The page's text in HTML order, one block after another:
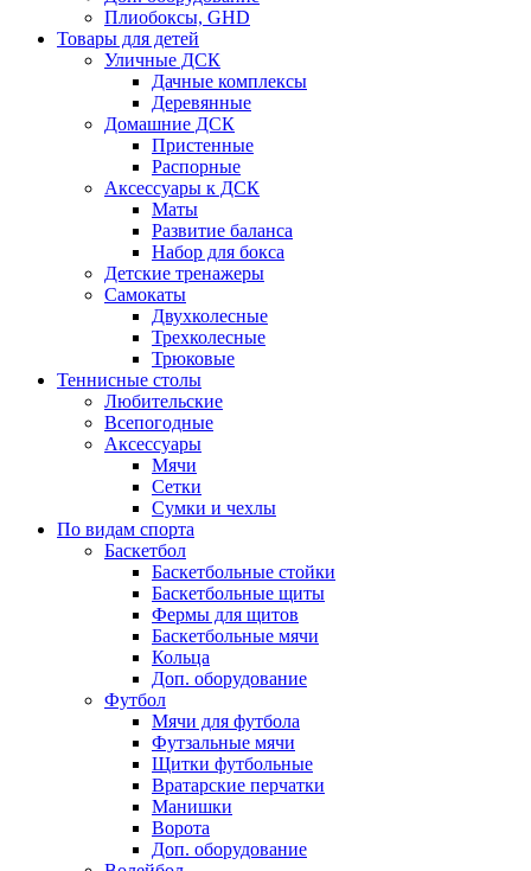
Плиобоксы, GHD
Товары для детей
Уличные ДСК
Дачные комплексы
Деревянные
Домашние ДСК
Пристенные
Распорные
Аксесcуары к ДСК
Маты
Развитие баланса
Набор для бокса
Детские тренажеры
Самокаты
Двухколесные
Трехколесные
Трюковые
Теннисные столы
Любительские
Всепогодные
Аксессуары
Мячи
Сетки
Сумки и чехлы
По видам спорта
Баскетбол
Баскетбольные стойки
Баскетбольные щиты
Фермы для щитов
Баскетбольные мячи
Кольца
Доп. оборудование
Футбол
Мячи для футбола
Футзальные мячи
Щитки футбольные
Вратарские перчатки
Манишки
Ворота
Доп. оборудование